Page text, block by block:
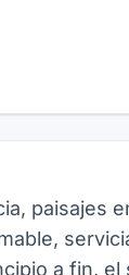
paisajes
a fin, el